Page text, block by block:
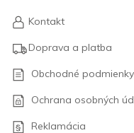
Kontakt
Doprava a platba
Obchodné podmienky
Ochrana osobných
Reklamácia